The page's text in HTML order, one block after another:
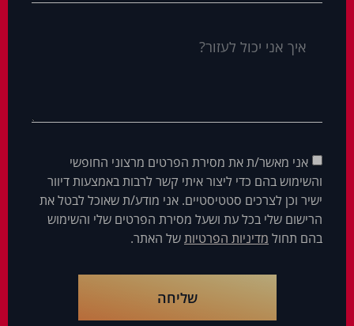
אני מאשר/ת את מסירת הפרטים מרצוני החופשי
והשימוש בהם כדי ליצור איתי קשר לרבות באמצעות דיוור
ישיר וכן לצרכים סטטיסטיים. אני מודע/ת שאוכל לבטל את
הרישום שלי בכל עת ושעל מסירת הפרטים שלי והשימוש
בהם תחול מדיניות הפרטיותשל האתר.
שליחה